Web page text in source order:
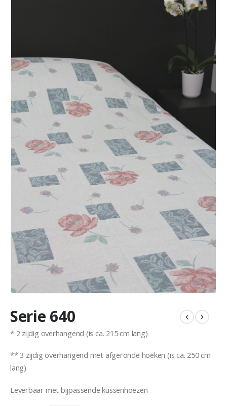
Serie 640
* 2 zijdig overhangend (is ca. 215 cm lang)
** 3 zijdig overhangend met afgeronde hoeken (is ca. 250 cm
lang)
Leverbaar met bijpassende kussenhoezen